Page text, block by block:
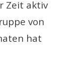
Zeit aktiv
von
hat